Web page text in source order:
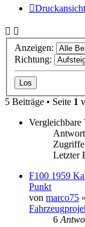
Druckansicht
Anzeigen:
Richtung:
5 Beiträge • Seite 1
Vergleichbare
Zugriffe
Letzter
F100 1959
Punkt
von marco75
6